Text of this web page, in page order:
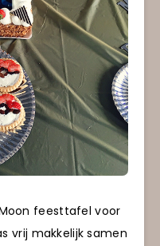
feesttafel voor
vrij makkelijk samen